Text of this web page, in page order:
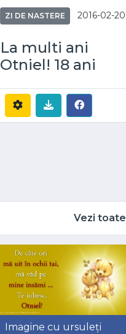
ZI DE NASTERE 2016-02-20
La multi ani
Otniel! 18 ani
Vezi toate
Imagine cu ursuleți